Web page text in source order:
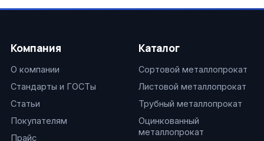
Компания
О компании
Стандарты и ГОСТы
Статьи
Покупателям
Прайс
Каталог
Сортовой металлопрокат
Листовой металлопрокат
Трубный металлопрокат
Оцинкованный
металлопрокат